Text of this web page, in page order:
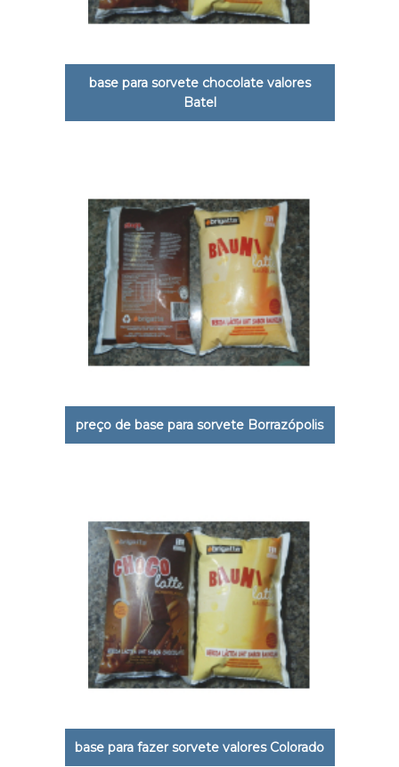
base para sorvete chocolate valores
Batel
preço de base para sorvete Borrazópolis
base para fazer sorvete valores Colorado